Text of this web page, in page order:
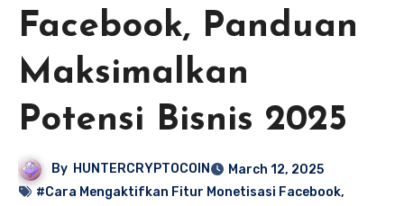
Facebook, Panduan
Maksimalkan
Potensi Bisnis 2025
By HUNTERCRYPTOCOIN
March 12, 2025
#Cara Mengaktifkan Fitur Monetisasi Facebook,